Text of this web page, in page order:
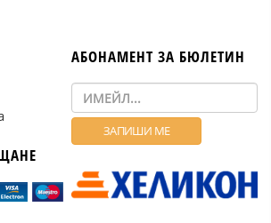
АБОНАМЕНТ ЗА БЮЛЕТИН